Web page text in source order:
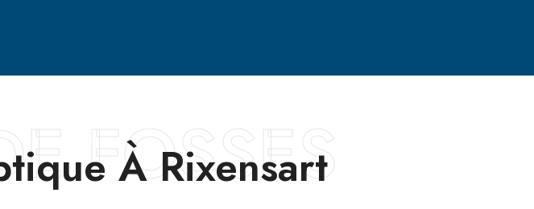
FOSSES
À Rixensart